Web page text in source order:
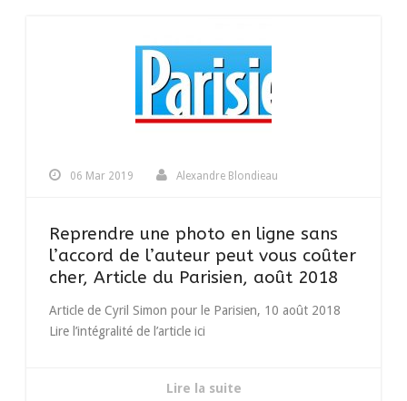
06 Mar 2019 Alexandre Blondieau
Reprendre une photo en ligne sans
l’accord de l’auteur peut vous coûter
cher, Article du Parisien, août 2018
Article de Cyril Simon pour le Parisien, 10 août 2018
Lire l’intégralité de l’article ici
Lire la suite